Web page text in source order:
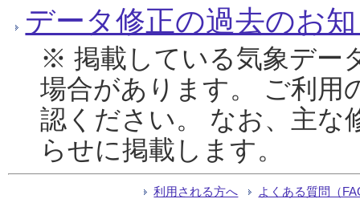
データ修正の過去のお
※ 掲載している気象デー
場合があります。 ご利用
認ください。 なお、主な
らせに掲載します。
利用される方へ よくある質問（